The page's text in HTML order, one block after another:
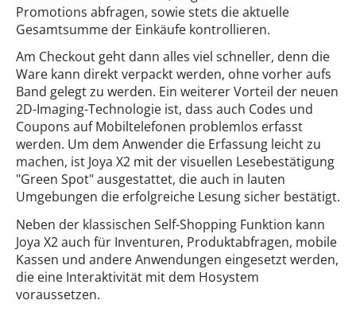
Promotions abfragen, sowie stets die aktuelle
Gesamtsumme der Einkäufe kontrollieren.
Am Checkout geht dann alles viel schneller, denn die
Ware kann direkt verpackt werden, ohne vorher aufs
Band gelegt zu werden. Ein weiterer Vorteil der neuen
2D-Imaging-Technologie ist, dass auch Codes und
Coupons auf Mobiltelefonen problemlos erfasst
werden. Um dem Anwender die Erfassung leicht zu
machen, ist Joya X2 mit der visuellen Lesebestätigung
"Green Spot" ausgestattet, die auch in lauten
Umgebungen die erfolgreiche Lesung sicher bestätigt.
Neben der klassischen Self-Shopping Funktion kann
Joya X2 auch für Inventuren, Produktabfragen, mobile
Kassen und andere Anwendungen eingesetzt werden,
die eine Interaktivität mit dem Hosystem
voraussetzen.